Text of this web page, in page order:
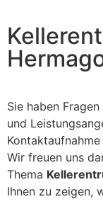
Sie haben
und
Wir freuen uns
Thema
Ihnen zu zeigen,